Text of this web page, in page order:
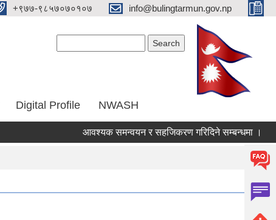
‌+९७७-९८५७०७०१०७ info@bulingtarmun.gov.np
Digital Profile NWASH
आवश्यक समन्वयन र सहजिकरण गरिदिने सम्बन्धमा ।